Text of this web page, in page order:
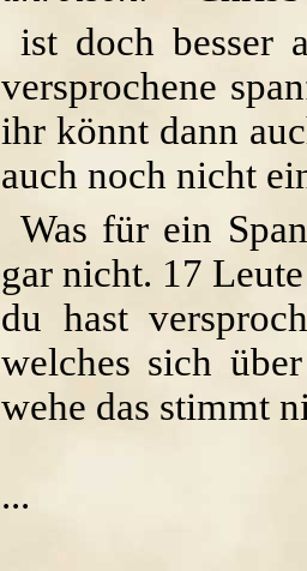
ist doch besser
versprochene
ihr könnt dann
auch noch nicht
Was für ein
gar nicht. 17
du hast
welches sich
wehe das stimmt
...